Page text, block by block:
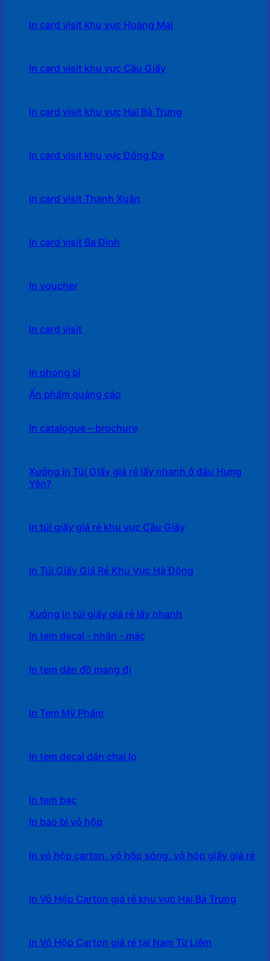
In card visit khu vực Hoàng Mai
In card visit khu vực Cầu Giấy
In card visit khu vực Hai Bà Trưng
In card visit khu vực Đống Đa
In card visit Thanh Xuân
In card visit Ba Đình
In voucher
In card visit
In phong bì
Ấn phẩm quảng cáo
In catalogue – brochure
Xưởng in Túi Giấy giá rẻ lấy nhanh ở đâu Hưng
Yên?
In túi giấy giá rẻ khu vực Cầu Giấy
In Túi Giấy Giá Rẻ Khu Vực Hà Đông
Xưởng in túi giấy giá rẻ lấy nhanh
In tem decal - nhãn - mác
In tem dán đồ mang đi
In Tem Mỹ Phẩm
In tem decal dán chai lọ
In tem bạc
In bao bì vỏ hộp
In vỏ hộp carton, vỏ hộp sóng, vỏ hộp giấy giá rẻ
In Vỏ Hộp Carton giá rẻ khu vực Hai Bà Trưng
In Vỏ Hộp Carton giá rẻ tại Nam Từ Liêm